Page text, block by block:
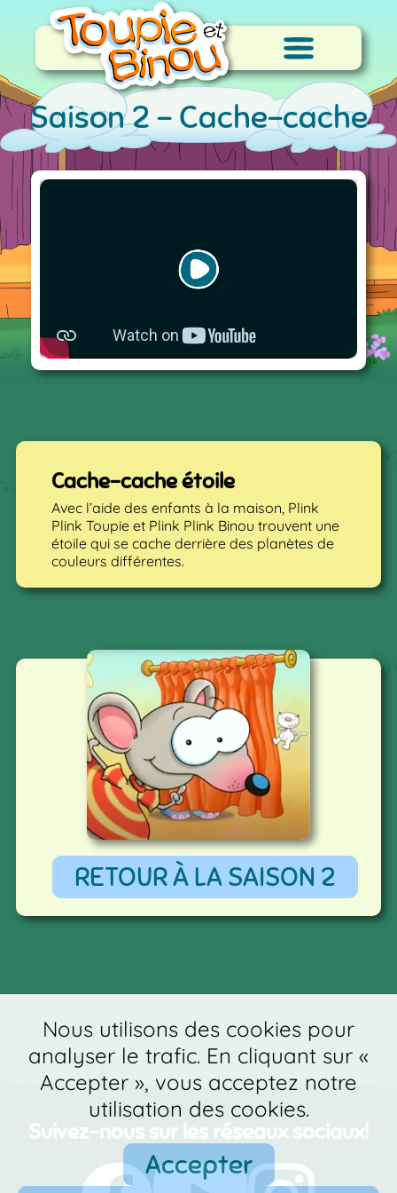
Saison 2 - Cache-cache
étoile
Cache-cache étoile
Avec l’aide des enfants à la maison, Plink
Plink Toupie et Plink Plink Binou trouvent une
étoile qui se cache derrière des planètes de
couleurs différentes.
RETOUR À LA SAISON 2
Suivez-nous sur les réseaux sociaux!
Nous utilisons des cookies pour
analyser le trafic. En cliquant sur «
Accepter », vous acceptez notre
utilisation des cookies.
Accepter